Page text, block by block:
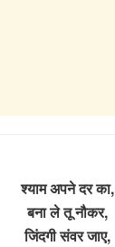
श्याम अपने दर का,
बना ले तू नौकर,
जिंदगी संवर जाए,